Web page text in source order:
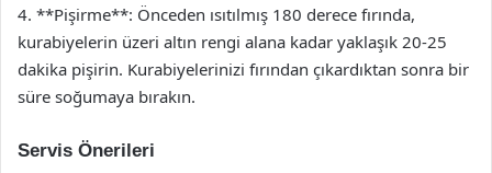
4. **Pişirme**: Önceden ısıtılmış 180 derece fırında,
kurabiyelerin üzeri altın rengi alana kadar yaklaşık 20-25
dakika pişirin. Kurabiyelerinizi fırından çıkardıktan sonra bir
süre soğumaya bırakın.
Servis Önerileri